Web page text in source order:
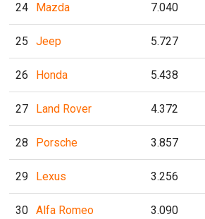
24 Mazda 7.040
25 Jeep 5.727
26 Honda 5.438
27 Land Rover 4.372
28 Porsche 3.857
29 Lexus 3.256
30 Alfa Romeo 3.090